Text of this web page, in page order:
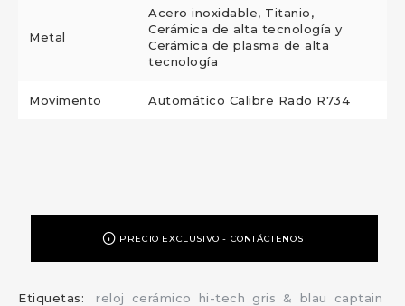
Metal
Acero inoxidable, Titanio,
Cerámica de alta tecnología y
Cerámica de plasma de alta
tecnología
Movimento Automático Calibre Rado R734
PRECIO EXCLUSIVO - CONTÁCTENOS
Etiquetas: reloj cerámico hi-tech gris & blau
captain